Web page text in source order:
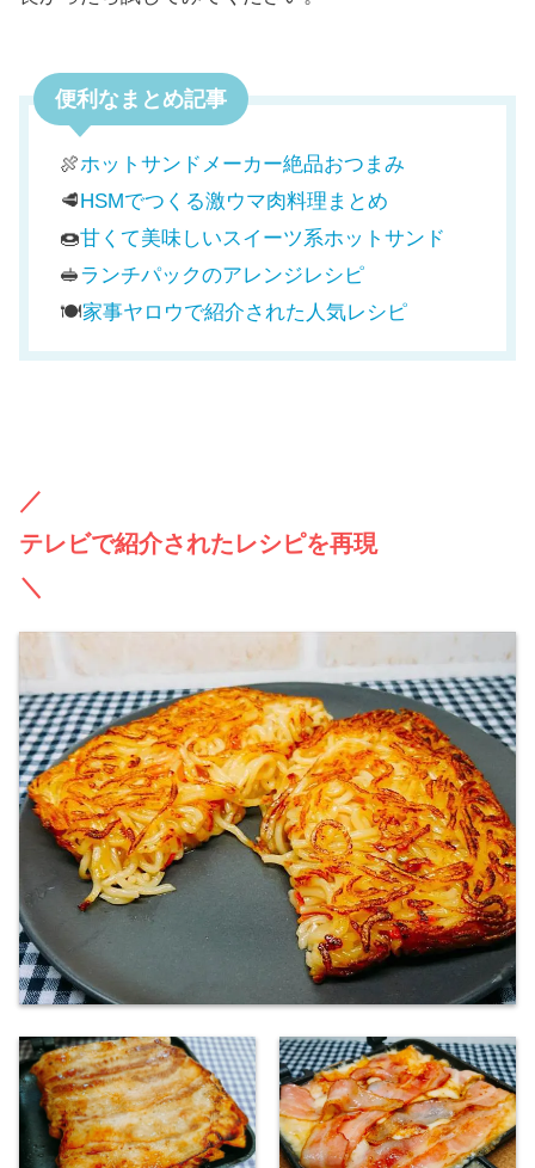
便利なまとめ記事
🍖ホットサンドメーカー絶品おつまみ
🥩HSMでつくる激ウマ肉料理まとめ
🍩甘くて美味しいスイーツ系ホットサンド
🥪ランチパックのアレンジレシピ
🍽️家事ヤロウで紹介された人気レシピ
／
テレビで紹介されたレシピを再現
＼